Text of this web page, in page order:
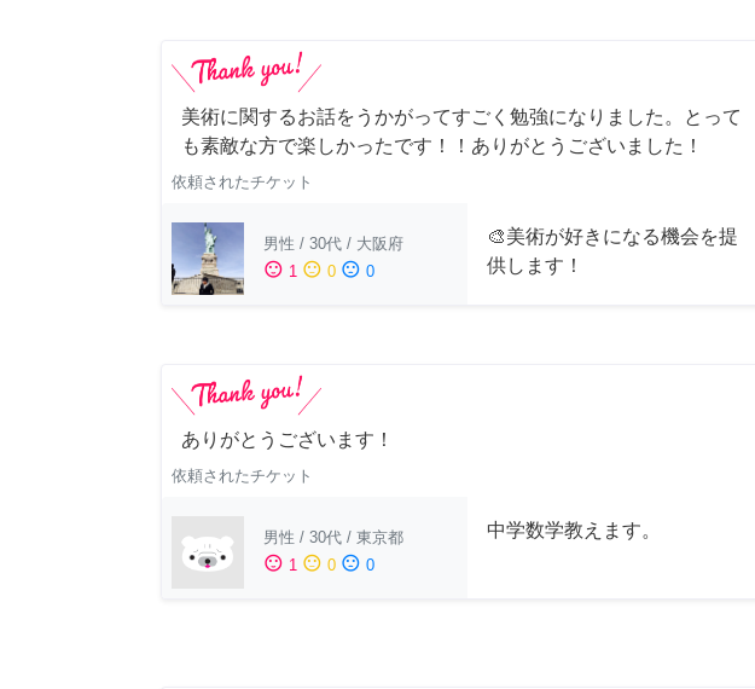
美術に関するお話をうかがってすごく勉強になりました。とって
も素敵な方で楽しかったです！！ありがとうございました！
依頼されたチケット
男性 / 30代 / 大阪府
sentiment_satisfied 1 sentiment_neutral 0 sentiment_dissatisfied 0
🎨美術が好きになる機会を提
供します！
ありがとうございます！
依頼されたチケット
男性 / 30代 / 東京都
sentiment_satisfied 1 sentiment_neutral 0 sentiment_dissatisfied 0
中学数学教えます。